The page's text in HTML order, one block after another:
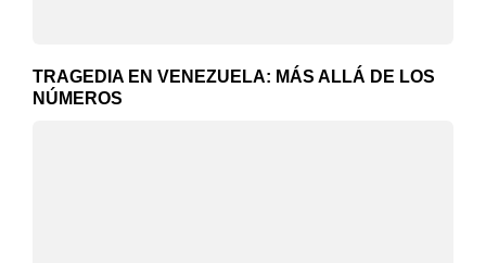
TRAGEDIA EN VENEZUELA: MÁS ALLÁ DE LOS
NÚMEROS